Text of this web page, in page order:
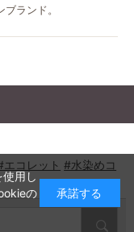
ランド。
エコレット #水染めコ
用し
の
承諾する